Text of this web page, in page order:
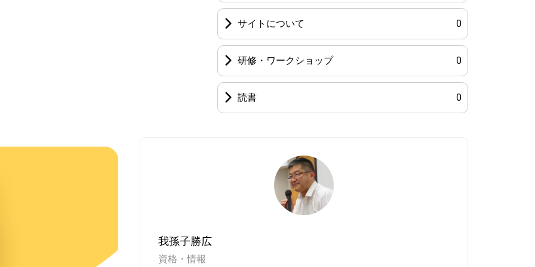
サイトについて 0
研修・ワークショップ 0
読書 0
我孫子勝広
資格・情報